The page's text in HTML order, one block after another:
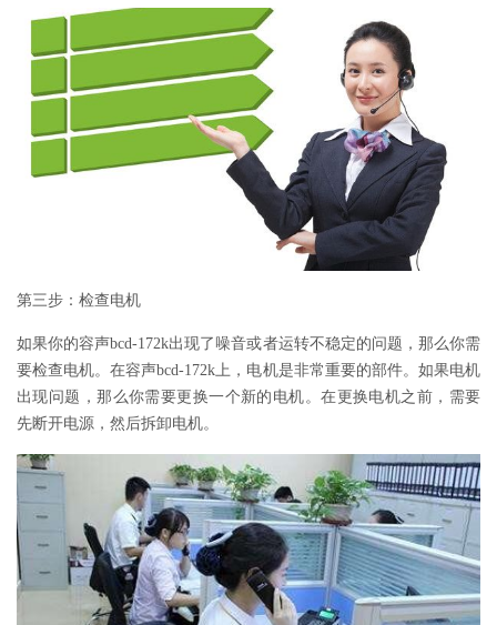
第三步：检查电机
如果你的容声bcd-172k出现了噪音或者运转不稳定的问题，那么你需
要检查电机。在容声bcd-172k上，电机是非常重要的部件。如果电机
出现问题，那么你需要更换一个新的电机。在更换电机之前，需要
先断开电源，然后拆卸电机。